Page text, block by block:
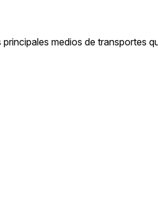
medios de transportes